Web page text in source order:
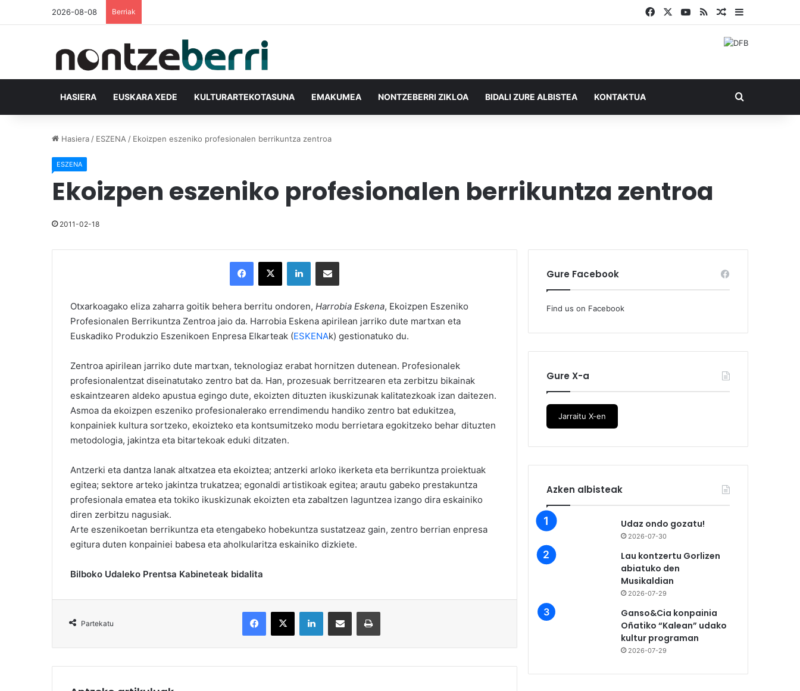
2026-08-08 Berriak Facebook YouTube
RSS Ausazko
HASIERA EUSKARA XEDE KULTURARTEKOTASUNA EMAKUMEA NONTZEBERRI ZIKLOA BIDALI ZURE ALBISTEA KONTAKTUA
Hasiera / ESZENA / Ekoizpen eszeniko profesionalen berrikuntza zentroa
ESZENA
Ekoizpen eszeniko profesionalen berrikuntza zentroa
2011-02-18
Otxarkoagako eliza zaharra goitik behera berritu ondoren, Harrobia Eskena, Ekoizpen Eszeniko
Profesionalen Berrikuntza Zentroa jaio da. Harrobia Eskena apirilean jarriko dute martxan eta
Euskadiko Produkzio Eszenikoen Enpresa Elkarteak (ESKENAk) gestionatuko du.
Zentroa apirilean jarriko dute martxan, teknologiaz erabat hornitzen dutenean. Profesionalek
profesionalentzat diseinatutako zentro bat da. Han, prozesuak berritzearen eta zerbitzu bikainak
eskaintzearen aldeko apustua egingo dute, ekoizten dituzten ikuskizunak kalitatezkoak izan daitezen.
Asmoa da ekoizpen eszeniko profesionalerako errendimendu handiko zentro bat edukitzea,
konpainiek kultura sortzeko, ekoizteko eta kontsumitzeko modu berrietara egokitzeko behar dituzten
metodologia, jakintza eta bitartekoak eduki ditzaten.
Antzerki eta dantza lanak altxatzea eta ekoiztea; antzerki arloko ikerketa eta berrikuntza proiektuak
egitea; sektore arteko jakintza trukatzea; egonaldi artistikoak egitea; arautu gabeko prestakuntza
profesionala ematea eta tokiko ikuskizunak ekoizten eta zabaltzen laguntzea izango dira eskainiko
diren zerbitzu nagusiak.
Arte eszenikoetan berrikuntza eta etengabeko hobekuntza sustatzeaz gain, zentro berrian enpresa
egitura duten konpainiei babesa eta aholkularitza eskainiko dizkiete.
Bilboko Udaleko Prentsa Kabineteak bidalita
Partekatu
Gure Facebook
Find us on Facebook
Gure X-a
Jarraitu X-en
Azken albisteak
Udaz ondo gozatu!
2026-07-30
Lau kontzertu Gorlizen
abiatuko den
Musikaldian
2026-07-29
Ganso&Cia konpainia
Oñatiko “Kalean” udako
kultur programan
2026-07-29